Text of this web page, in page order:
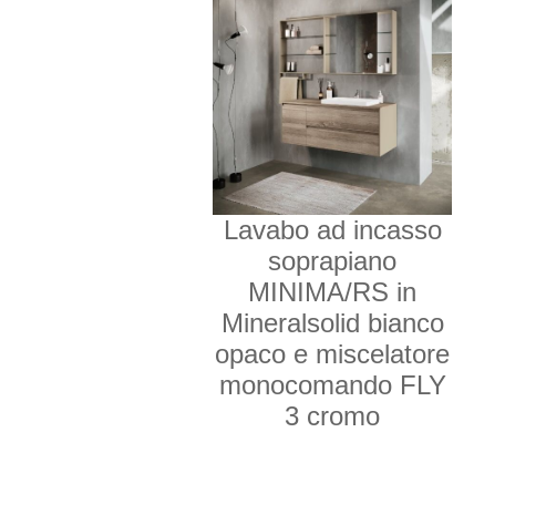
Lavabo ad incasso
soprapiano
MINIMA/RS in
Mineralsolid bianco
opaco e miscelatore
monocomando FLY
3 cromo